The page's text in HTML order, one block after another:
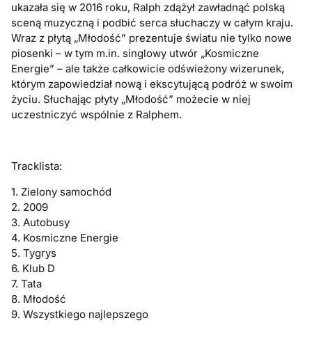
ukazała się w 2016 roku, Ralph zdążył zawładnąć polską
sceną muzyczną i podbić serca słuchaczy w całym kraju.
Wraz z płytą „Młodość” prezentuje światu nie tylko nowe
piosenki – w tym m.in. singlowy utwór „Kosmiczne
Energie” – ale także całkowicie odświeżony wizerunek,
którym zapowiedział nową i ekscytującą podróż w swoim
życiu. Słuchając płyty „Młodość” możecie w niej
uczestniczyć wspólnie z Ralphem.
Tracklista:
1. Zielony samochód
2. 2009
3. Autobusy
4. Kosmiczne Energie
5. Tygrys
6. Klub D
7. Tata
8. Młodość
9. Wszystkiego najlepszego